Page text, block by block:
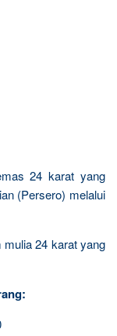
24 karat yang
(Persero) melalui
24 karat yang